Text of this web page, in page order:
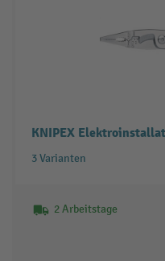
KNIPEX
3 Varianten
2 Arbeitstage